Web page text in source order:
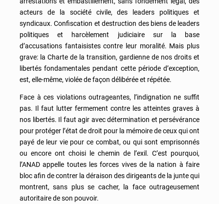
acteurs de la société civile, des leaders politiques et
syndicaux. Confiscation et destruction des biens de leaders
politiques et harcèlement judiciaire sur la base
d’accusations fantaisistes contre leur moralité. Mais plus
grave: la Charte de la transition, gardienne de nos droits et
libertés fondamentales pendant cette période d’exception,
est, elle-même, violée de façon délibérée et répétée.
Face à ces violations outrageantes, l’indignation ne suffit
pas. Il faut lutter fermement contre les atteintes graves à
nos libertés. Il faut agir avec détermination et persévérance
pour protéger l’état de droit pour la mémoire de ceux qui ont
payé de leur vie pour ce combat, ou qui sont emprisonnés
ou encore ont choisi le chemin de l’exil. C’est pourquoi,
l’ANAD appelle toutes les forces vives de la nation à faire
bloc afin de contrer la déraison des dirigeants de la junte qui
montrent, sans plus se cacher, la face outrageusement
autoritaire de son pouvoir.